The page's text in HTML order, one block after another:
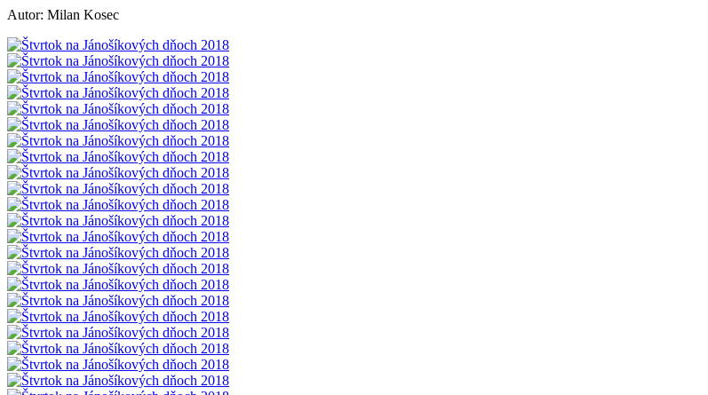
Autor: Milan Kosec